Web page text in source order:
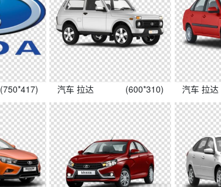
(750*417) 汽车 拉达 (600*310) 汽车 拉达